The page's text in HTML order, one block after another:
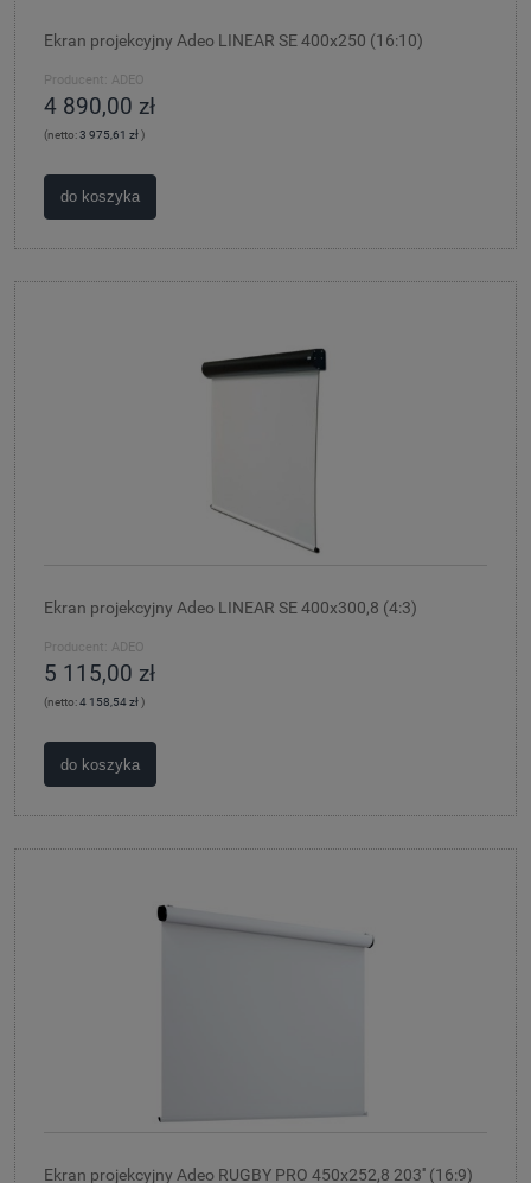
Ekran projekcyjny Adeo LINEAR SE 400x250 (16:10)
Producent: ADEO
4 890,00 zł
(netto:3 975,61 zł)
do koszyka
Ekran projekcyjny Adeo LINEAR SE 400x300,8 (4:3)
Producent: ADEO
5 115,00 zł
(netto:4 158,54 zł)
do koszyka
Ekran projekcyjny Adeo RUGBY PRO 450x252,8 203'' (16:9)